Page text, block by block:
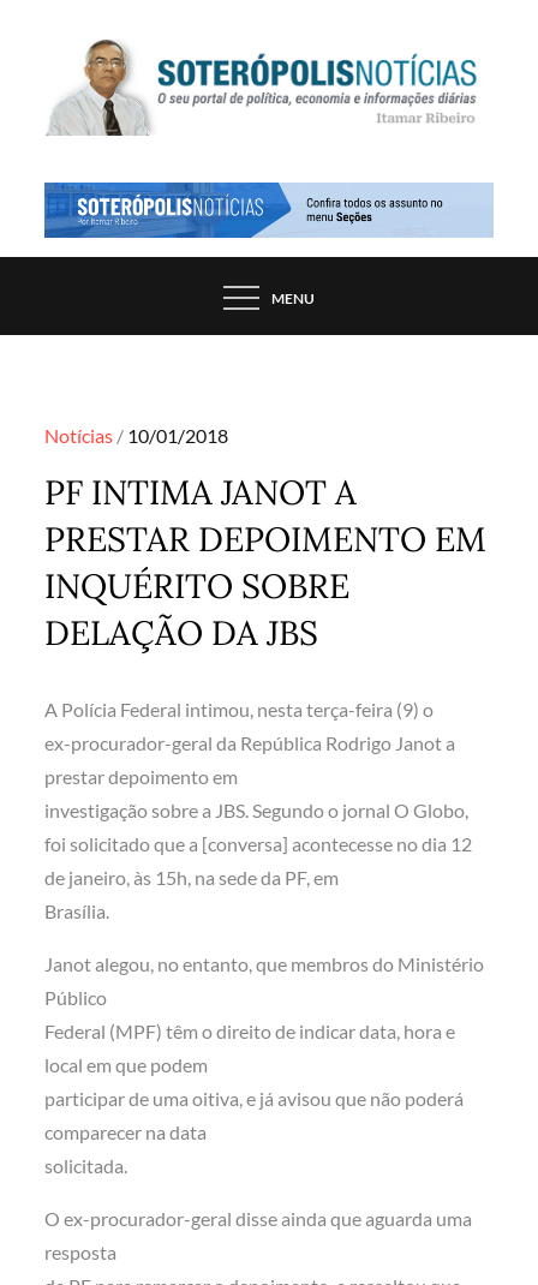
SOTERÓPOLIS NOTÍCIAS
PORTAL DE NOTÍCIAS DE SALVADOR E
MENU
Notícias Posted
10/01/2018
PF INTIMA JANOT A
PRESTAR DEPOIMENTO EM
INQUÉRITO SOBRE
DELAÇÃO DA JBS
A Polícia Federal intimou, nesta terça-feira (9) o
ex-procurador-geral da República Rodrigo Janot a
prestar depoimento em
investigação sobre a JBS. Segundo o jornal O Globo,
foi solicitado que a [conversa] acontecesse no dia 12
de janeiro, às 15h, na sede da PF, em
Brasília.
Janot alegou, no entanto, que membros do Ministério
Público
Federal (MPF) têm o direito de indicar data, hora e
local em que podem
participar de uma oitiva, e já avisou que não poderá
comparecer na data
solicitada.
O ex-procurador-geral disse ainda que aguarda uma
resposta